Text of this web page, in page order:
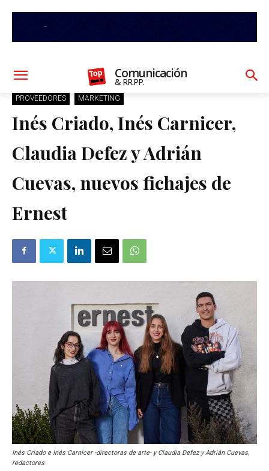
Comunicación
& RR.PP.
PROVEEDORES MARKETING
Inés Criado, Inés Carnicer,
Claudia Defez y Adrián
Cuevas, nuevos fichajes de
Ernest
Inés Criado e Inés Carnicer -directoras de arte- y Claudia Defez y Adrián Cuevas,
redactores